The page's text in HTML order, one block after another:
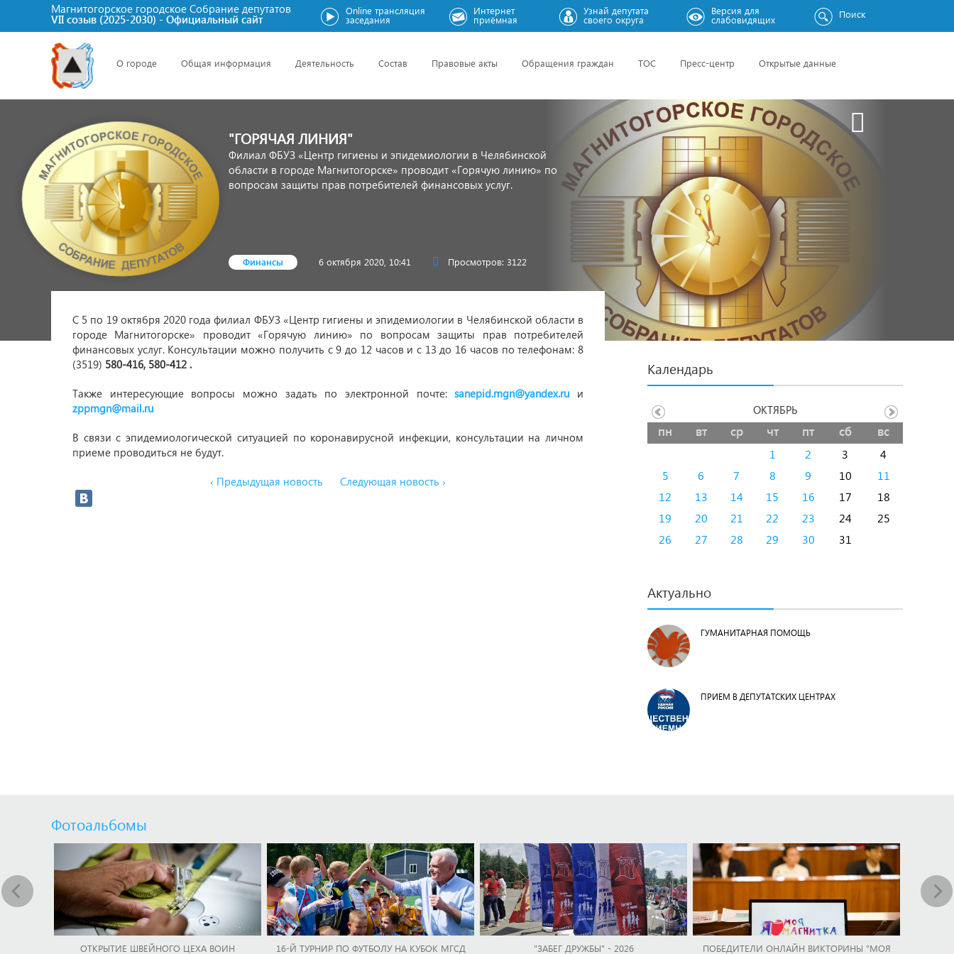
Магнитогорское городское Cобрание депутатов
VII созыв (2025-2030) - Официальный сайт
Online трансляция
заседания
Интернет
приёмная
Узнай депутата
своего округа
Версия для
слабовидящих Поиск
О городе Общая информация Деятельность Состав Правовые акты Обращения граждан ТОС Пресс-центр Открытые данные
"ГОРЯЧАЯ ЛИНИЯ"
Филиал ФБУЗ «Центр гигиены и эпидемиологии в Челябинской
области в городе Магнитогорске» проводит «Горячую линию» по
вопросам защиты прав потребителей финансовых услуг.
Финансы 6 октября 2020, 10:41 Просмотров: 3122
С 5 по 19 октября 2020 года филиал ФБУЗ «Центр гигиены и эпидемиологии в Челябинской области в
городе Магнитогорске» проводит «Горячую линию» по вопросам защиты прав потребителей
финансовых услуг. Консультации можно получить с 9 до 12 часов и с 13 до 16 часов по телефонам: 8
(3519) 580-416, 580-412 .
Также интересующие вопросы можно задать по электронной почте:sanepid.mgn@yandex.ru и
zppmgn@mail.ru
В связи с эпидемиологической ситуацией по коронавирусной инфекции, консультации на личном
приеме проводиться не будут.
‹ Предыдущая новость Следующая новость ›
Календарь
пн вт ср чт пт сб вс
1 2 3
4
5
6 7 8 9 10
11
12
13 14 15 16 17
18
19
20 21 22 23 24
25
26
27 28 29 30 31
ОКТЯБРЬ
Актуально
ГУМАНИТАРНАЯ ПОМОЩЬ
ПРИЕМ В ДЕПУТАТСКИХ ЦЕНТРАХ
Фотоальбомы
ОТКРЫТИЕ ШВЕЙНОГО ЦЕХА ВОИН 16-Й ТУРНИР ПО ФУТБОЛУ НА КУБОК МГСД "ЗАБЕГ ДРУЖБЫ" - 2026
ПОБЕДИТЕЛИ ОНЛАЙН ВИКТОРИНЫ "МОЯ